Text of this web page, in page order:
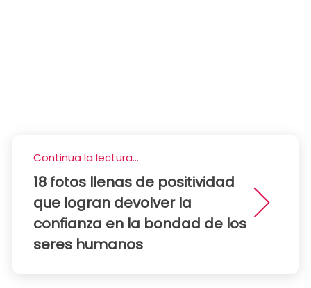
Continua la lectura...
18 fotos llenas de positividad
que logran devolver la
confianza en la bondad de los
seres humanos